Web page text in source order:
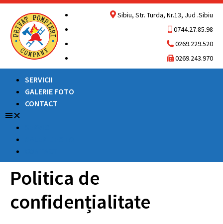
Sibiu, Str. Turda, Nr.13, Jud .Sibiu
0744.27.85.98
0269.229.520
0269.243.970
SERVICII
GALERIE FOTO
CONTACT
Politica de
confidențialitate